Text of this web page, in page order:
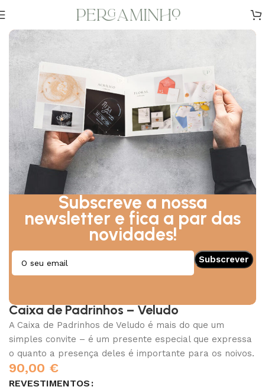
Subscreve a nossa
newsletter e fica a par das
novidades!
Caixa de Padrinhos – Veludo
A Caixa de Padrinhos de Veludo é mais do que um
simples convite – é um presente especial que expressa
o quanto a presença deles é importante para os noivos.
90,00 €
REVESTIMENTOS